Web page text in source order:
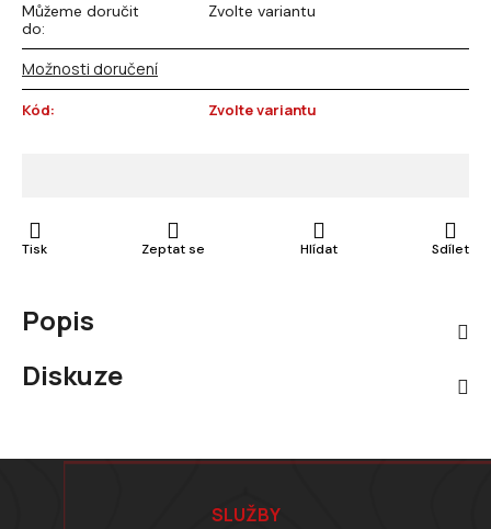
Můžeme doručit
do:
Zvolte variantu
Možnosti doručení
Kód: Zvolte variantu
Tisk Zeptat se Hlídat Sdílet
Popis
Diskuze
Zápatí
SLUŽBY